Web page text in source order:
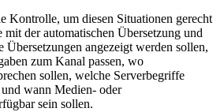
Kontrolle, um diesen Situationen gerecht
der automatischen Übersetzung und
Übersetzungen angezeigt werden sollen,
zum Kanal passen, wo
sollen, welche Serverbegriffe
wann Medien- oder
sein sollen.